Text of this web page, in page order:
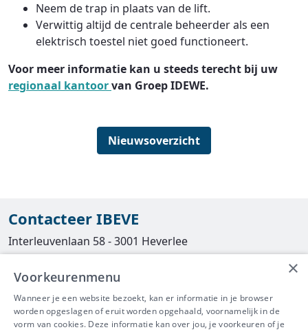
Neem de trap in plaats van de lift.
Verwittig altijd de centrale beheerder als een
elektrisch toestel niet goed functioneert.
Voor meer informatie kan u steeds terecht bij uw
regionaal kantoorvan Groep IDEWE.
Nieuwsoverzicht
Contacteer IBEVE
Interleuvenlaan 58 - 3001 Heverlee
016/390490
info@ibeve.be
asbest@ibeve.be
×
Voorkeurenmenu
Wanneer je een website bezoekt, kan er informatie in je browser
worden opgeslagen of eruit worden opgehaald, voornamelijk in de
vorm van cookies. Deze informatie kan over jou, je voorkeuren of je